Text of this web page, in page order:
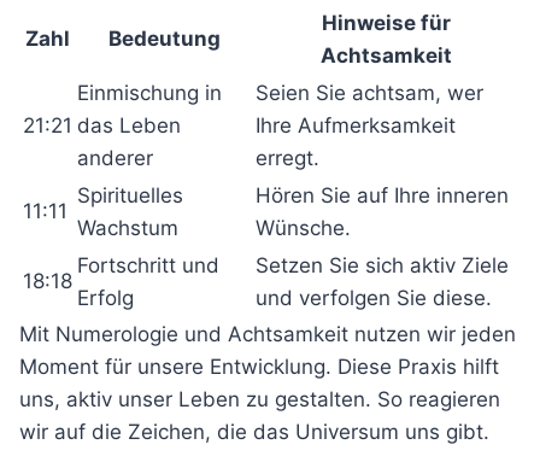
Zahl Bedeutung
Hinweise für
Achtsamkeit
21:21
Einmischung in
das Leben
anderer
Seien Sie achtsam, wer
Ihre Aufmerksamkeit
erregt.
11:11
Spirituelles
Wachstum
Hören Sie auf Ihre inneren
Wünsche.
18:18
Fortschritt und
Erfolg
Setzen Sie sich aktiv Ziele
und verfolgen Sie diese.
Mit Numerologie und Achtsamkeit nutzen wir jeden
Moment für unsere Entwicklung. Diese Praxis hilft
uns, aktiv unser Leben zu gestalten. So reagieren
wir auf die Zeichen, die das Universum uns gibt.